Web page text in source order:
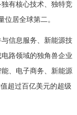
有核心技术、独特竞
居全球第二。
信息服务、新能源技
路领域的独角兽企业
、电子商务、新能源
超过百亿美元的超级